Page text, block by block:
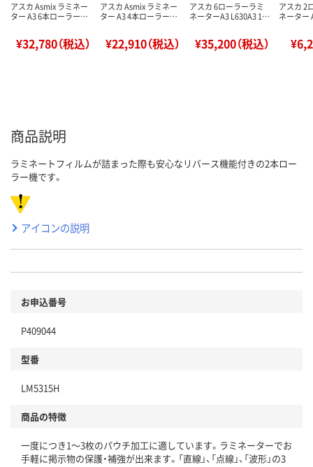
アスカ Asmix ラミネー
ター A3 6本ローラー…
¥32,780（税込）
アスカ Asmix ラミネー
ター A3 4本ローラー…
¥22,910（税込）
アスカ 6ローラーラミ
ネーターA3 L630A3 1…
¥35,200（税込）
アスカ 2
ネーター
商品説明
ラミネートフィルムが詰まった際も安心なリバース機能付きの2本ロー
ラー機です。
アイコンの説明
お申込番号
P409044
型番
LM5315H
商品の特徴
一度につき1～3枚のパウチ加工に適しています。ラミネーターでお
手軽に掲示物の保護・補強が出来ます。「直線」、「点線」、「波形」の3